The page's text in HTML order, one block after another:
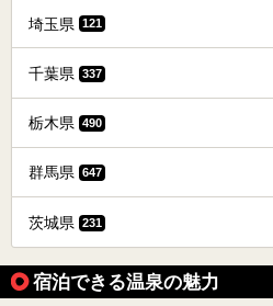
埼玉県 121
千葉県 337
栃木県 490
群馬県 647
茨城県 231
宿泊できる温泉の魅力